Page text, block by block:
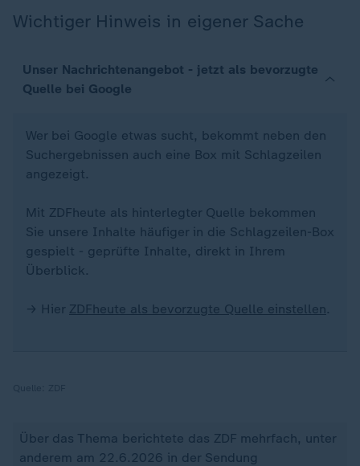
Wichtiger Hinweis in eigener Sache
Unser Nachrichtenangebot - jetzt als bevorzugte
Quelle bei Google
Wer bei Google etwas sucht, bekommt neben den
Suchergebnissen auch eine Box mit Schlagzeilen
angezeigt.
Mit ZDFheute als hinterlegter Quelle bekommen
Sie unsere Inhalte häufiger in die Schlagzeilen-Box
gespielt - geprüfte Inhalte, direkt in Ihrem
Überblick.
→ Hier ZDFheute als bevorzugte Quelle einstellen.
Über das Thema berichtete das ZDF mehrfach, unter
anderem am 22.6.2026 in der Sendung